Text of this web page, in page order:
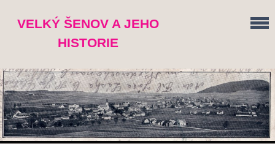
VELKÝ ŠENOV A JEHO
HISTORIE